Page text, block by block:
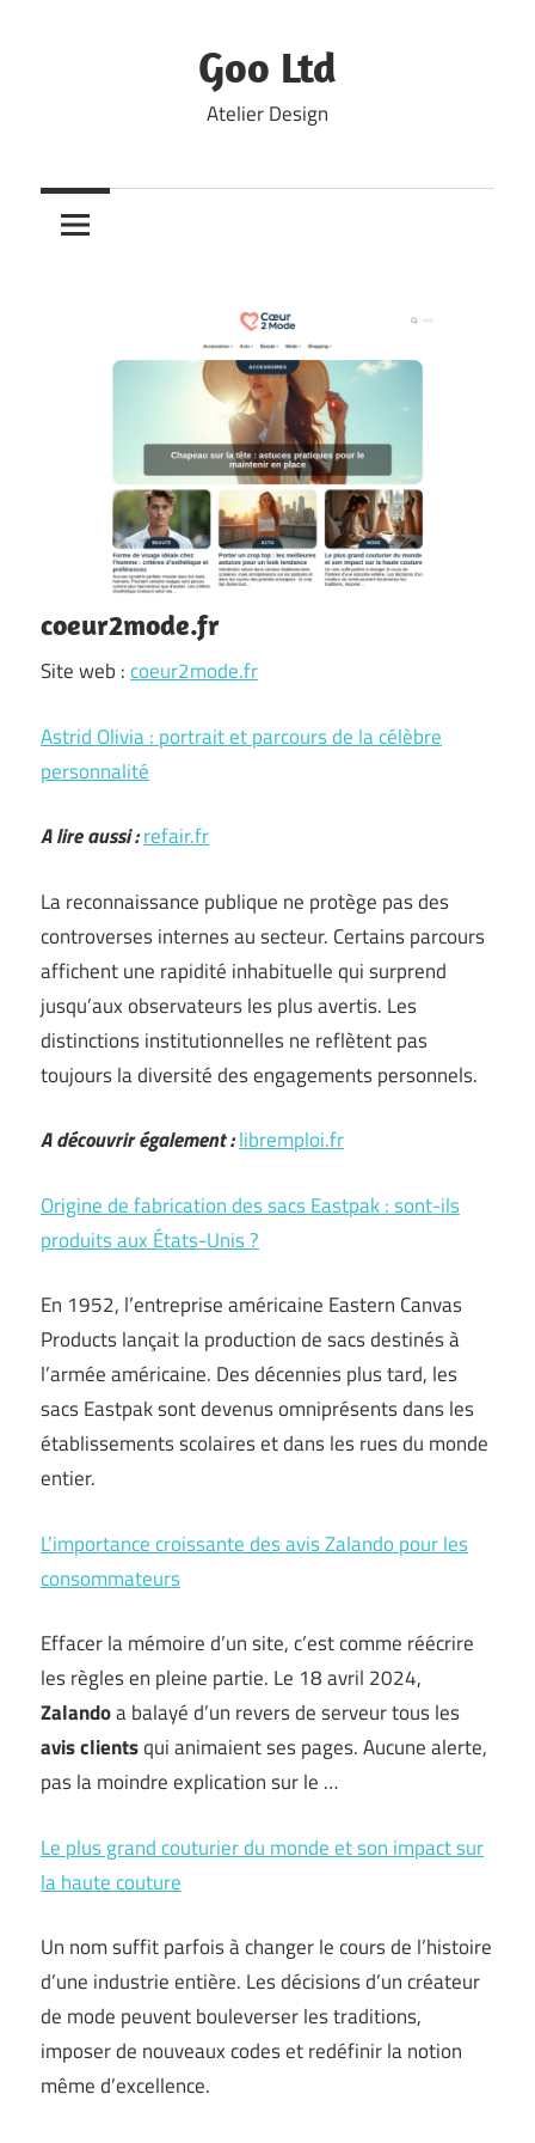
Goo Ltd
Atelier Design
coeur2mode.fr
Site web :coeur2mode.fr
Astrid Olivia : portrait et parcours de la célèbre
personnalité
A lire aussi :refair.fr
La reconnaissance publique ne protège pas des
controverses internes au secteur. Certains parcours
affichent une rapidité inhabituelle qui surprend
jusqu’aux observateurs les plus avertis. Les
distinctions institutionnelles ne reflètent pas
toujours la diversité des engagements personnels.
A découvrir également :libremploi.fr
Origine de fabrication des sacs Eastpak : sont-ils
produits aux États-Unis ?
En 1952, l’entreprise américaine Eastern Canvas
Products lançait la production de sacs destinés à
l’armée américaine. Des décennies plus tard, les
sacs Eastpak sont devenus omniprésents dans les
établissements scolaires et dans les rues du monde
entier.
L’importance croissante des avis Zalando pour les
consommateurs
Effacer la mémoire d’un site, c’est comme réécrire
les règles en pleine partie. Le 18 avril 2024,
Zalandoa balayé d’un revers de serveur tous les
avis clientsqui animaient ses pages. Aucune alerte,
pas la moindre explication sur le …
Le plus grand couturier du monde et son impact sur
la haute couture
Un nom suffit parfois à changer le cours de l’histoire
d’une industrie entière. Les décisions d’un créateur
de mode peuvent bouleverser les traditions,
imposer de nouveaux codes et redéfinir la notion
même d’excellence.